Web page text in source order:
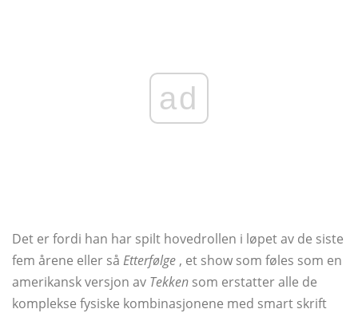
ad
Det er fordi han har spilt hovedrollen i løpet av de siste
fem årene eller så Etterfølge , et show som føles som en
amerikansk versjon av Tekken som erstatter alle de
komplekse fysiske kombinasjonene med smart skrift